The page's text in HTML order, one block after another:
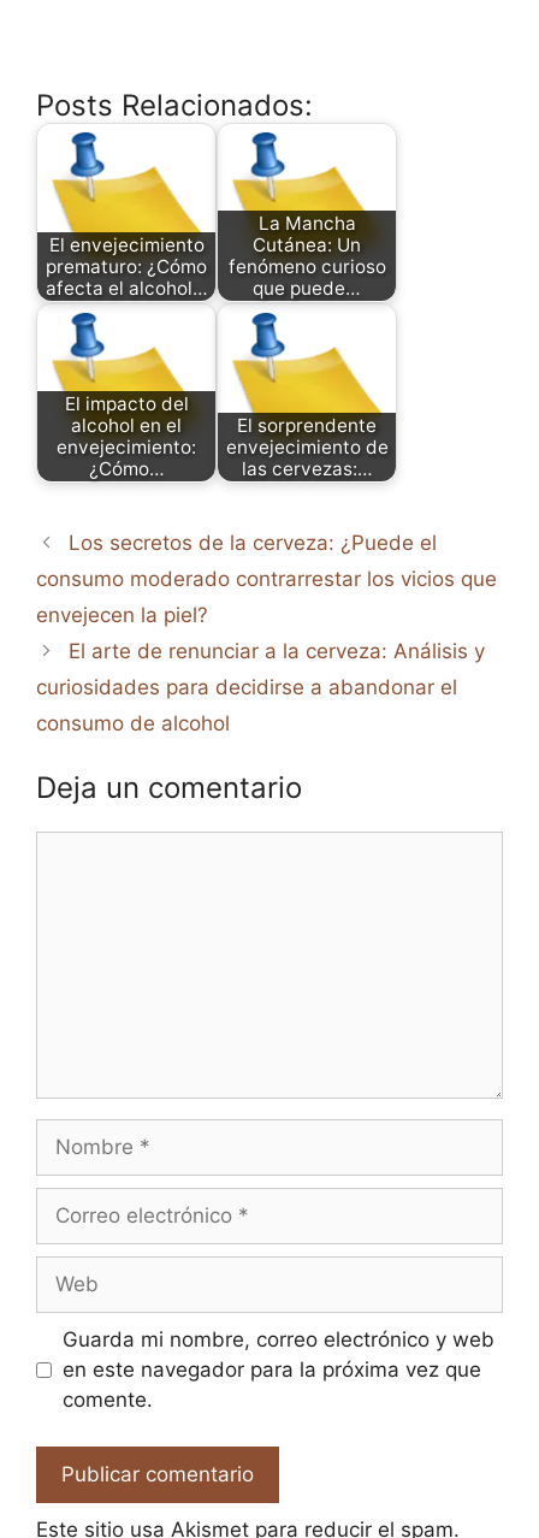
Posts Relacionados:
El envejecimiento
prematuro: ¿Cómo
afecta el alcohol…
La Mancha
Cutánea: Un
fenómeno curioso
que puede…
El impacto del
alcohol en el
envejecimiento:
¿Cómo…
El sorprendente
envejecimiento de
las cervezas:…
Los secretos de la cerveza: ¿Puede el
consumo moderado contrarrestar los vicios que
envejecen la piel?
El arte de renunciar a la cerveza: Análisis y
curiosidades para decidirse a abandonar el
consumo de alcohol
Deja un comentario
Nombre
Correo
Web
Guarda mi nombre, correo electrónico y web
en este navegador para la próxima vez que
comente.
Este sitio usa Akismet para reducir el spam.